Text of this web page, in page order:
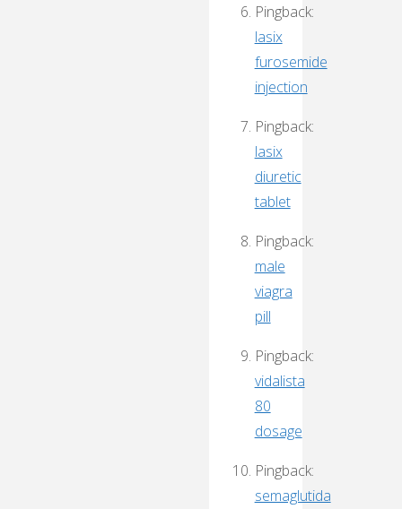
Pingback:
lasix
furosemide
injection
Pingback:
lasix
diuretic
tablet
Pingback:
male
viagra
pill
Pingback:
vidalista
80
dosage
Pingback:
semaglutida